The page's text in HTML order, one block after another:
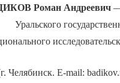
Роман Андреевич—
Уральского
Челябинск. E-mail: